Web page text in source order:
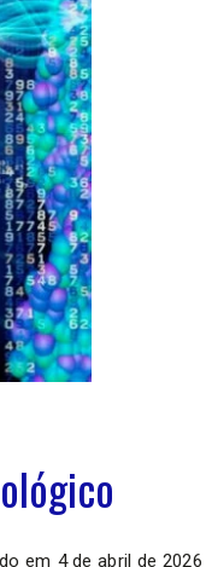
em 4 de abril de 2026